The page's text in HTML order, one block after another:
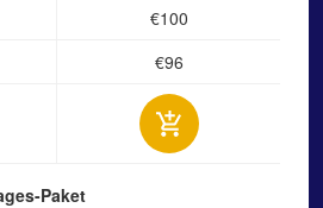
€100
€96
Paket